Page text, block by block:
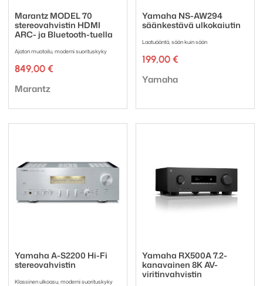
Marantz MODEL 70
stereovahvistin HDMI
ARC- ja Bluetooth-tuella
Ajaton muotoilu, moderni suorituskyky
849,00 €
Tuotemerkki:
Marantz
Yamaha NS-AW294
säänkestävä ulkokaiutin
Laatuääntä, sään kuin sään
199,00 €
Tuotemerkki:
Yamaha
Yamaha A-S2200 Hi-Fi
stereovahvistin
Klassinen ulkoasu, moderni suorituskyky
Yamaha RX500A 7.2-
kanavainen 8K AV-
viritinvahvistin